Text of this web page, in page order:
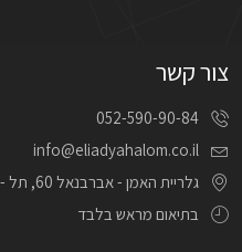
צור קשר
052-590-90-84
info@eliadyahalom.co.il
גלריית האמן - אברבנאל 60, תל - אביב
בתיאום מראש בלבד